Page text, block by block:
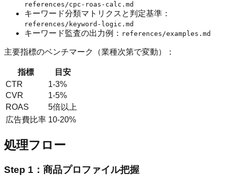
references/cpc-roas-calc.md
キーワード分類マトリクスと判定基準：
references/keyword-logic.md
キーワード監査の出力例： references/examples.md
主要指標のベンチマーク（業種次第で変動）：
指標
目安
CTR
1-3%
CVR
1-5%
ROAS
5倍以上
広告費比率 10-20%
処理フロー
Step 1：商品プロファイル把握